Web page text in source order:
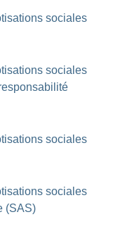
sociales
sociales
sociales
sociales
(SAS)